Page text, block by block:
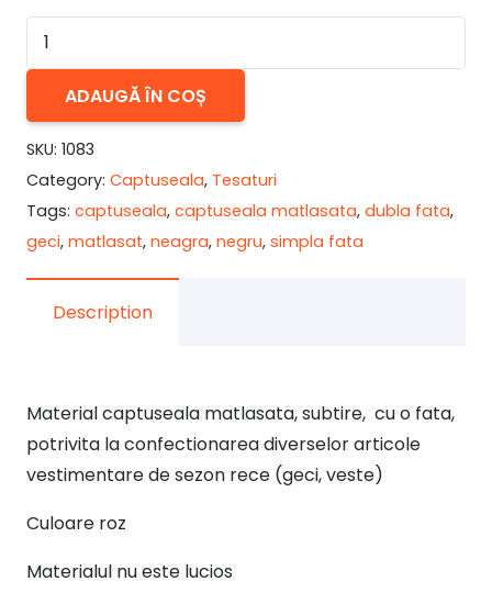
Cantitate
Captuseala
matlasata
subtire,
roz
inchis
ADAUGĂ ÎN COȘ
SKU: 1083
Category: Captuseala, Tesaturi
Tags: captuseala, captuseala matlasata, dubla fata,
geci, matlasat, neagra, negru, simpla fata
Description
Material captuseala matlasata, subtire, cu o fata,
potrivita la confectionarea diverselor articole
vestimentare de sezon rece (geci, veste)
Culoare roz
Materialul nu este lucios